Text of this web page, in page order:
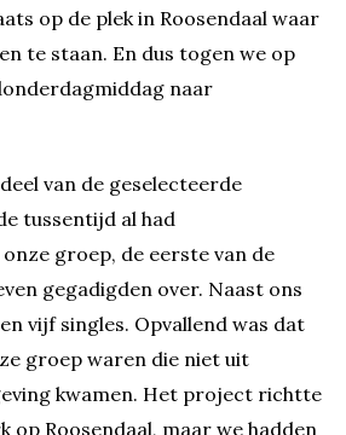
op de plek in Roosendaal waar
te staan. En dus togen we op
naar
van de geselecteerde
tussentijd al had
groep, de eerste van de
gegadigden over. Naast ons
vijf singles. Opvallend was dat
groep waren die niet uit
kwamen. Het project richtte
op Roosendaal, maar we hadden